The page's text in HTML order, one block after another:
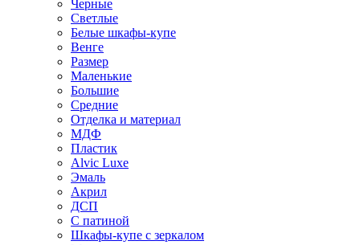
Черные
Светлые
Белые шкафы-купе
Венге
Размер
Маленькие
Большие
Средние
Отделка и материал
МДФ
Пластик
Alvic Luxe
Эмаль
Акрил
ДСП
С патиной
Шкафы-купе с зеркалом